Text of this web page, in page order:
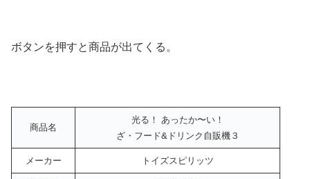
ボタンを押すと商品が出てくる。
商品名
光る！ あったか〜い！
ざ・フード&ドリンク自販機３
メーカー トイズスピリッツ